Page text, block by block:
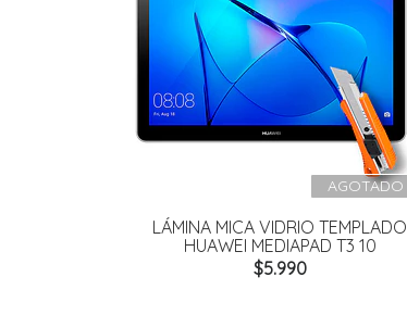
AGOTADO
LÁMINA MICA VIDRIO TEMPLADO
HUAWEI MEDIAPAD T3 10
$5.990